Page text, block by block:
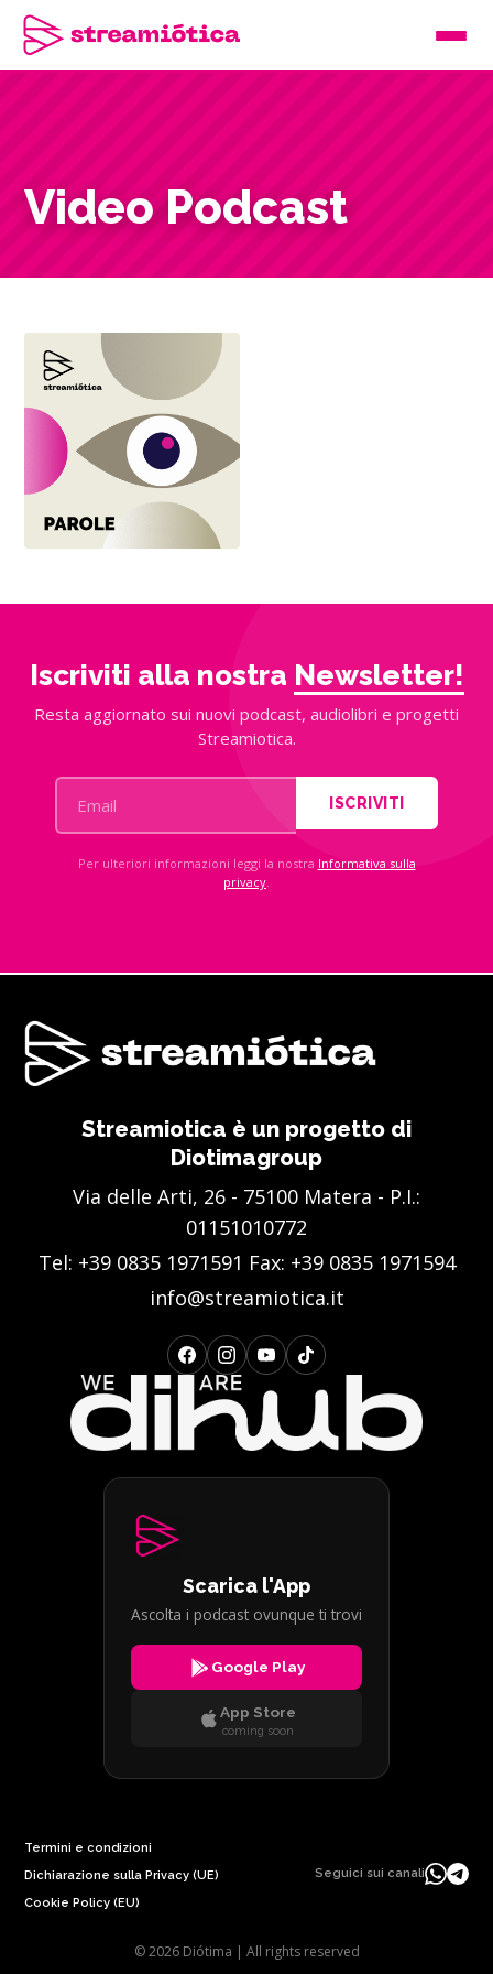
Video Podcast
Iscriviti alla nostra Newsletter!
Resta aggiornato sui nuovi podcast, audiolibri e progetti
Streamiotica.
ISCRIVITI
Per ulteriori informazioni leggi la nostra Informativa sulla
privacy
Streamiotica è un progetto di
Diotimagroup
Via delle Arti, 26 - 75100 Matera - P.I.:
01151010772
Tel: +39 0835 1971591 Fax: +39 0835 1971594
info@streamiotica.it
Scarica l'App
Ascolta i podcast ovunque ti trovi
Google Play
App Store
coming soon
Termini e condizioni
Dichiarazione sulla Privacy (UE)
Cookie Policy (EU)
Seguici sui canali
© 2026 Diótima | All rights reserved